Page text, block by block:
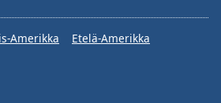
Amerikka
Etelä-Amerikka